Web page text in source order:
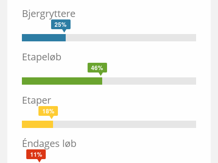
Bjergryttere
25%
Etapeløb
46%
Etaper
18%
Éndages løb
11%